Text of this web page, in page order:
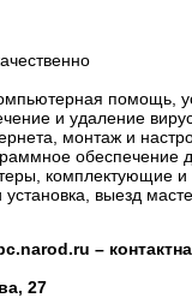
помощь,
и удаление
монтаж и
комплектующие и
выезд
–
27